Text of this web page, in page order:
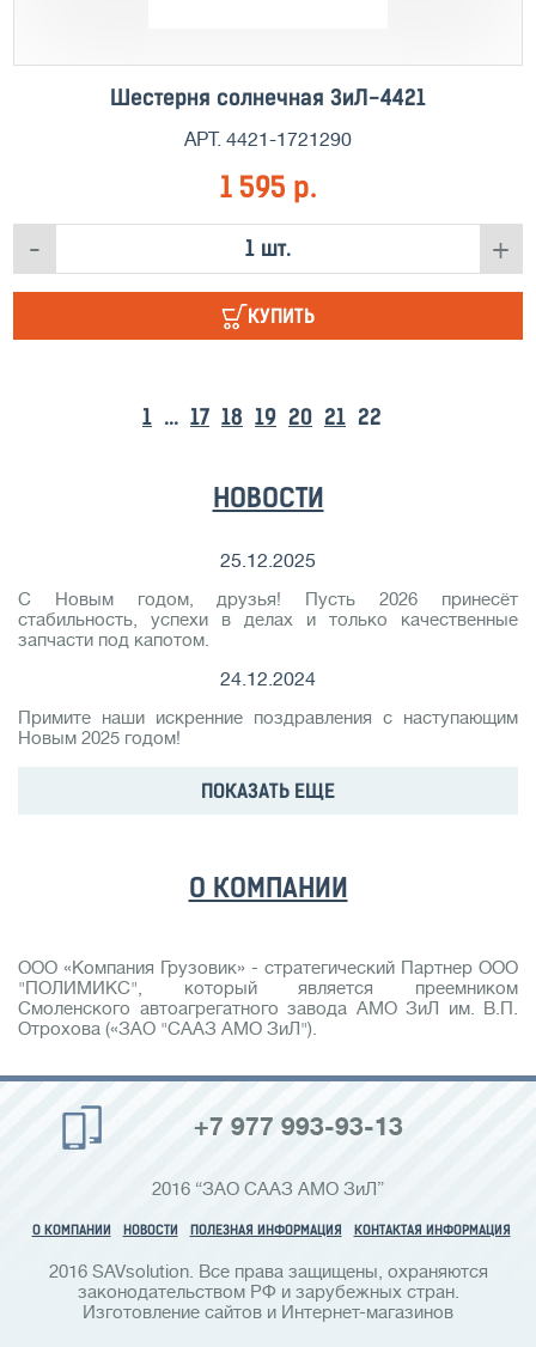
Шестерня солнечная ЗиЛ-4421
АРТ. 4421-1721290
1 595 р.
- +
КУПИТЬ
1 ... 17 18 19 20 21 22
НОВОСТИ
25.12.2025
С Новым годом, друзья! Пусть 2026 принесёт
стабильность, успехи в делах и только качественные
запчасти под капотом.
24.12.2024
Примите наши искренние поздравления с наступающим
Новым 2025 годом!
ПОКАЗАТЬ ЕЩЕ
О КОМПАНИИ
ООО «Компания Грузовик» - стратегический Партнер ООО
"ПОЛИМИКС", который является преемником
Смоленского автоагрегатного завода АМО ЗиЛ им. В.П.
Отрохова («ЗАО "СААЗ АМО ЗиЛ").
+7 977 993-93-13
2016 “ЗАО СААЗ АМО ЗиЛ”
О КОМПАНИИ НОВОСТИ ПОЛЕЗНАЯ ИНФОРМАЦИЯ КОНТАКТАЯ ИНФОРМАЦИЯ
2016 SAVsolution. Все права защищены, охраняются
законодательством РФ и зарубежных стран.
Изготовление сайтов и Интернет-магазинов